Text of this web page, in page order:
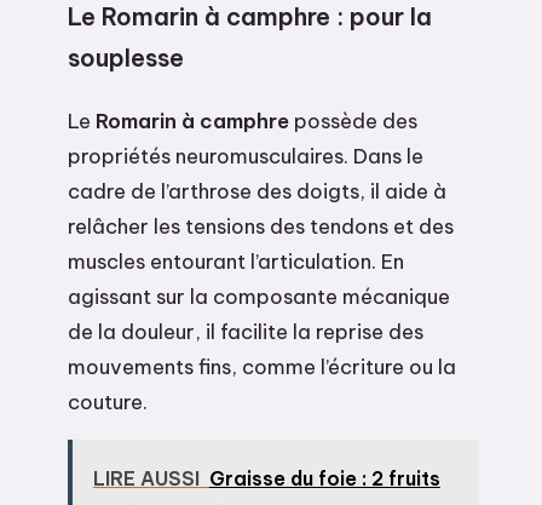
Le Romarin à camphre : pour la
souplesse
Le Romarin à camphre possède des
propriétés neuromusculaires. Dans le
cadre de l’arthrose des doigts, il aide à
relâcher les tensions des tendons et des
muscles entourant l’articulation. En
agissant sur la composante mécanique
de la douleur, il facilite la reprise des
mouvements fins, comme l’écriture ou la
couture.
LIRE AUSSI Graisse du foie : 2 fruits